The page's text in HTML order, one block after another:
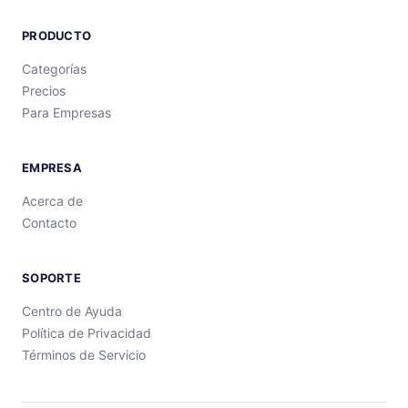
PRODUCTO
Categorías
Precios
Para Empresas
EMPRESA
Acerca de
Contacto
SOPORTE
Centro de Ayuda
Política de Privacidad
Términos de Servicio